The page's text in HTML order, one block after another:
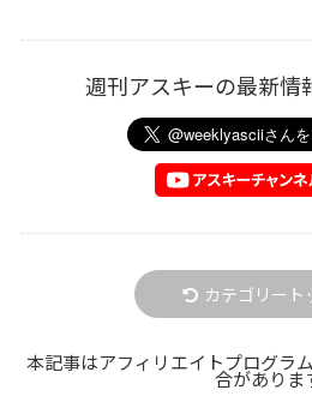
週刊アスキーの最新情
カテゴリート
本記事はアフィリエイトプログラ
合がありま